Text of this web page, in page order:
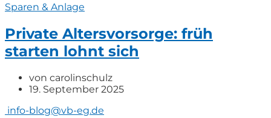
Sparen & Anlage
Private Altersvorsorge: früh
starten lohnt sich
von carolinschulz
19. September 2025
info-blog@vb-eg.de